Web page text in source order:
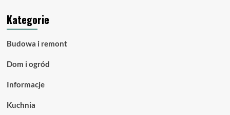
Kategorie
Budowa i remont
Dom i ogród
Informacje
Kuchnia